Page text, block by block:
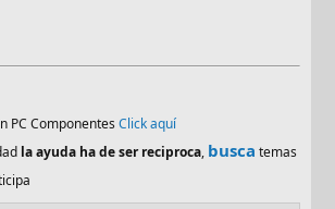
PC ComponentesClick aquí
la ayuda ha de ser reciproca, busca temas